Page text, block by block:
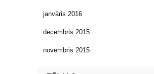
janvāris 2016
decembris 2015
novembris 2015